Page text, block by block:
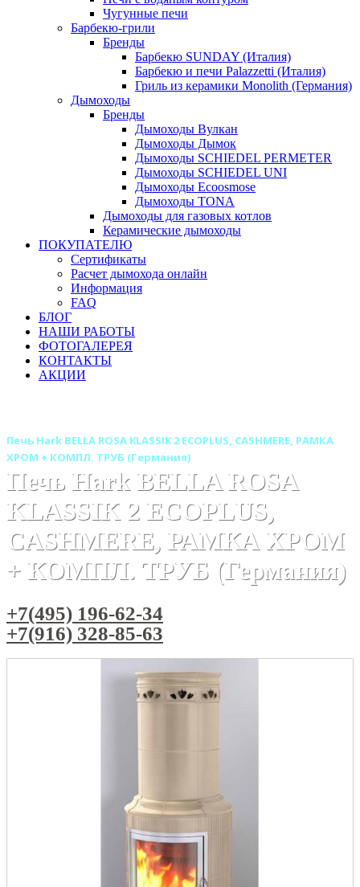
Чугунные печи
Барбекю-грили
Бренды
Барбекю SUNDAY (Италия)
Барбекю и печи Palazzetti (Италия)
Гриль из керамики Monolith (Германия)
Дымоходы
Бренды
Дымоходы Вулкан
Дымоходы Дымок
Дымоходы SCHIEDEL PERMETER
Дымоходы SCHIEDEL UNI
Дымоходы Ecoosmose
Дымоходы TONA
Дымоходы для газовых котлов
Керамические дымоходы
ПОКУПАТЕЛЮ
Сертификаты
Расчет дымохода онлайн
Информация
FAQ
БЛОГ
НАШИ РАБОТЫ
ФОТОГАЛЕРЕЯ
КОНТАКТЫ
АКЦИИ
Печь Hark BELLA ROSA KLASSIK 2 ECOPLUS, CASHMERE, РАМКА
ХРОМ + КОМПЛ. ТРУБ (Германия)
Печь Hark BELLA ROSA
KLASSIK 2 ECOPLUS,
CASHMERE, РАМКА ХРОМ
+ КОМПЛ. ТРУБ (Германия)
+7(495) 196-62-34
+7(916) 328-85-63